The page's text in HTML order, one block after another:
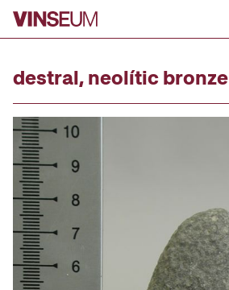
Ir al contenido
destral, neolític bronze